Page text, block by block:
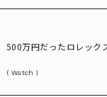
500万円だったロレック
Watch